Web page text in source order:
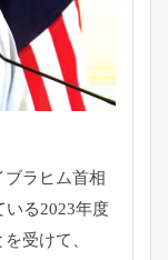
ラヒム首相
いる2023年度
を受けて、